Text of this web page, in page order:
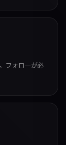
フォローが必